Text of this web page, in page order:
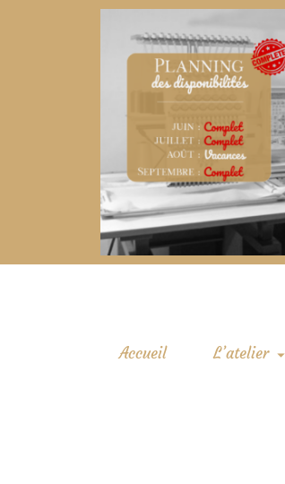
Accueil L’atelier